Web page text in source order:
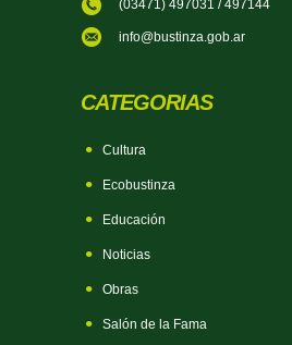
(03471) 497031 / 497144
info@bustinza.gob.ar
CATEGORIAS
Cultura
Ecobustinza
Educación
Noticias
Obras
Salón de la Fama